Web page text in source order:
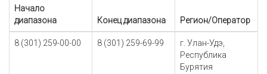
Начало
диапазона
Конец диапазона Регион/Оператор
8 (301) 259-00-00 8 (301) 259-69-99
г. Улан-Удэ,
Республика
Бурятия